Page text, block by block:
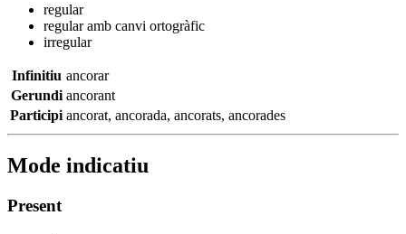
regular
regular amb canvi ortogràfic
irregular
Infinitiu ancorar
Gerundi ancorant
Participi ancorat, ancorada, ancorats, ancorades
Mode indicatiu
Present